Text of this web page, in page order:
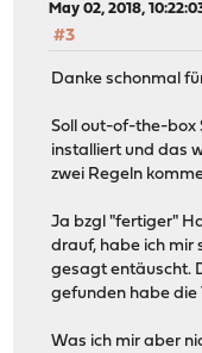
May 02, 2018,
#3
Danke schonmal
Soll out-of-the-box
installiert und das
zwei Regeln
Ja bzgl "fertiger"
drauf, habe ich mir
gesagt entäuscht.
gefunden habe die
Was ich mir aber